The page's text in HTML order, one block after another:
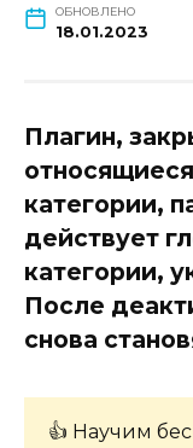
ОБНОВЛЕНО
18.01.2023
Плагин,
категории,
действует
категории,
После
снова
👍 Научим